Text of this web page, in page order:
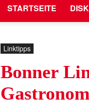
STARTSEITE
Linktipps
Bonner